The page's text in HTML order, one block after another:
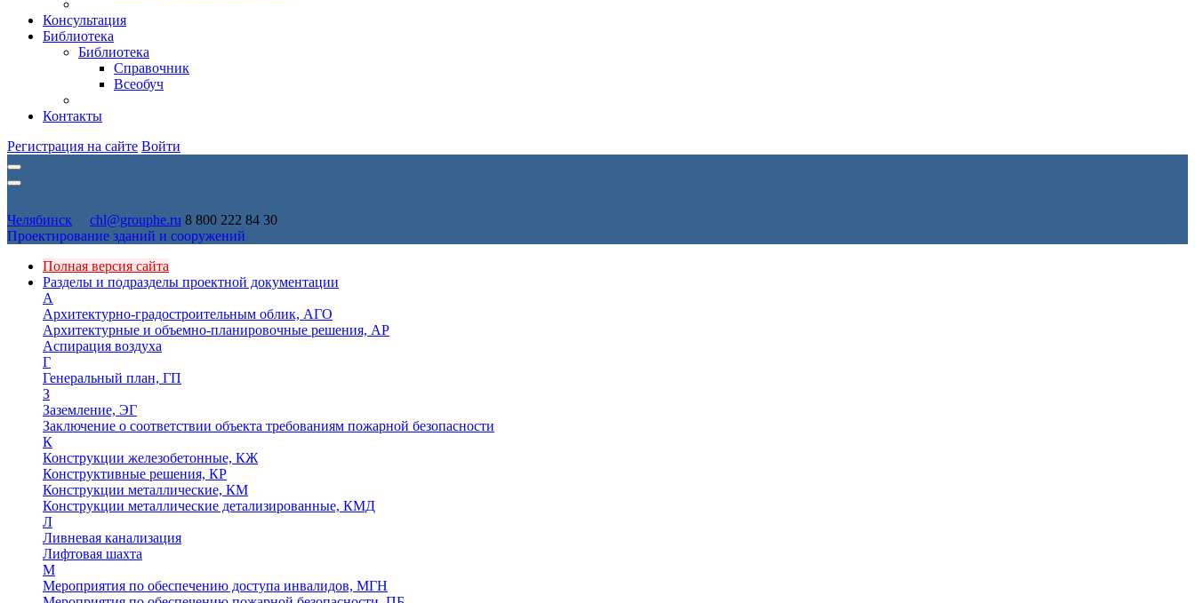
Консультация
Библиотека
Библиотека
Справочник
Всеобуч
Контакты
Регистрация на сайте Войти
Челябинск chl@grouphe.ru 8 800 222 84 30
Проектирование зданий и сооружений
Полная версия сайта
Разделы и подразделы проектной документации
А
Архитектурно-градостроительным облик, АГО
Архитектурные и объемно-планировочные решения, АР
Аспирация воздуха
Г
Генеральный план, ГП
З
Заземление, ЭГ
Заключение о соответствии объекта требованиям пожарной безопасности
К
Конструкции железобетонные, КЖ
Конструктивные решения, КР
Конструкции металлические, КМ
Конструкции металлические детализированные, КМД
Л
Ливневая канализация
Лифтовая шахта
М
Мероприятия по обеспечению доступа инвалидов, МГН